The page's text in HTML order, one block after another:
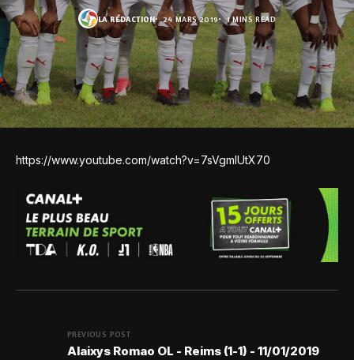
LA RÉDACTION 24 MARS 2019 1 MINS READ
https://www.youtube.com/watch?v=7sVgmlUtX70
PREVIOUS POST
Alaixys Romao OL - Reims (1-1) - 11/01/2019